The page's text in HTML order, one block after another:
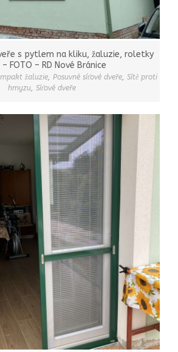
s pytlem na kliku, žaluzie, roletky
FOTO – RD Nové Bránice
žaluzie, Posuvné síťové dveře, Sítě proti
hmyzu, Síťové dveře